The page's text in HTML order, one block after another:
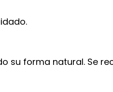
su forma natural. Se